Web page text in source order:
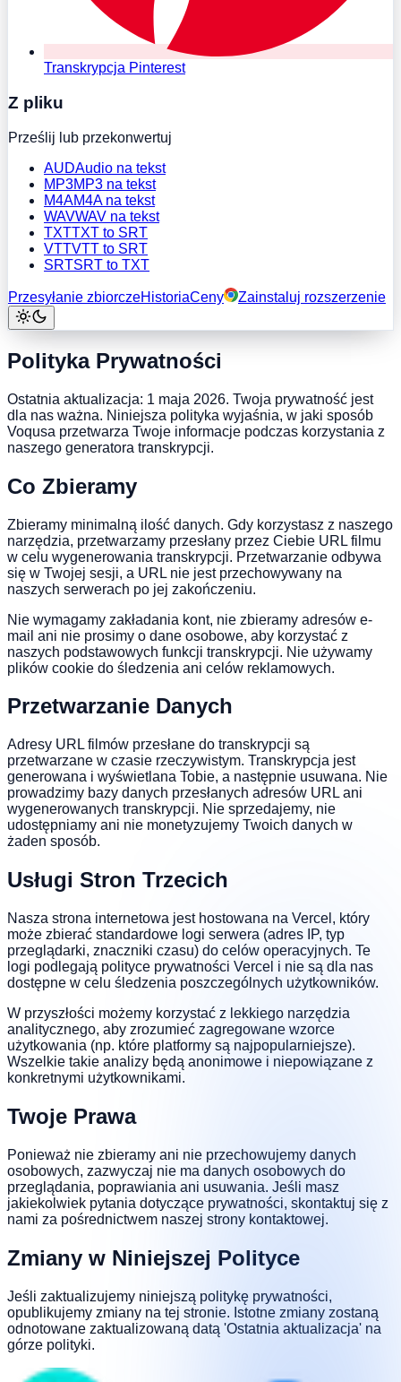
Transkrypcja Pinterest
Z pliku
Prześlij lub przekonwertuj
AUDAudio na tekst
MP3MP3 na tekst
M4AM4A na tekst
WAVWAV na tekst
TXTTXT to SRT
VTTVTT to SRT
SRTSRT to TXT
Przesyłanie zbiorczeHistoriaCeny Zainstaluj rozszerzenie
Polityka Prywatności
Ostatnia aktualizacja: 1 maja 2026. Twoja prywatność jest
dla nas ważna. Niniejsza polityka wyjaśnia, w jaki sposób
Voqusa przetwarza Twoje informacje podczas korzystania z
naszego generatora transkrypcji.
Co Zbieramy
Zbieramy minimalną ilość danych. Gdy korzystasz z naszego
narzędzia, przetwarzamy przesłany przez Ciebie URL filmu
w celu wygenerowania transkrypcji. Przetwarzanie odbywa
się w Twojej sesji, a URL nie jest przechowywany na
naszych serwerach po jej zakończeniu.
Nie wymagamy zakładania kont, nie zbieramy adresów e-
mail ani nie prosimy o dane osobowe, aby korzystać z
naszych podstawowych funkcji transkrypcji. Nie używamy
plików cookie do śledzenia ani celów reklamowych.
Przetwarzanie Danych
Adresy URL filmów przesłane do transkrypcji są
przetwarzane w czasie rzeczywistym. Transkrypcja jest
generowana i wyświetlana Tobie, a następnie usuwana. Nie
prowadzimy bazy danych przesłanych adresów URL ani
wygenerowanych transkrypcji. Nie sprzedajemy, nie
udostępniamy ani nie monetyzujemy Twoich danych w
żaden sposób.
Usługi Stron Trzecich
Nasza strona internetowa jest hostowana na Vercel, który
może zbierać standardowe logi serwera (adres IP, typ
przeglądarki, znaczniki czasu) do celów operacyjnych. Te
logi podlegają polityce prywatności Vercel i nie są dla nas
dostępne w celu śledzenia poszczególnych użytkowników.
W przyszłości możemy korzystać z lekkiego narzędzia
analitycznego, aby zrozumieć zagregowane wzorce
użytkowania (np. które platformy są najpopularniejsze).
Wszelkie takie analizy będą anonimowe i niepowiązane z
konkretnymi użytkownikami.
Twoje Prawa
Ponieważ nie zbieramy ani nie przechowujemy danych
osobowych, zazwyczaj nie ma danych osobowych do
przeglądania, poprawiania ani usuwania. Jeśli masz
jakiekolwiek pytania dotyczące prywatności, skontaktuj się z
nami za pośrednictwem naszej strony kontaktowej.
Zmiany w Niniejszej Polityce
Jeśli zaktualizujemy niniejszą politykę prywatności,
opublikujemy zmiany na tej stronie. Istotne zmiany zostaną
odnotowane zaktualizowaną datą 'Ostatnia aktualizacja' na
górze polityki.